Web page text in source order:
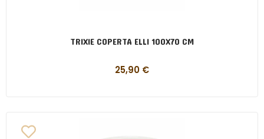
TRIXIE COPERTA ELLI 100X70 CM
25,90 €